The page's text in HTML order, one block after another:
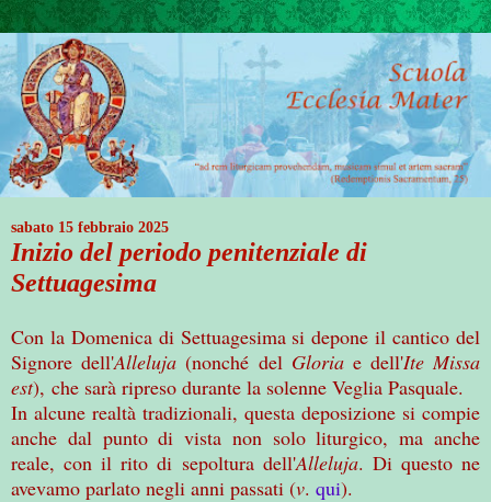
sabato 15 febbraio 2025
Inizio del periodo penitenziale di
Settuagesima
Con la Domenica di Settuagesima si depone il cantico del
Signore dell'Alleluja (nonché del Gloria e dell'Ite Missa
est), che sarà ripreso durante la solenne Veglia Pasquale.
In alcune realtà tradizionali, questa deposizione si compie
anche dal punto di vista non solo liturgico, ma anche
reale, con il rito di sepoltura dell'Alleluja. Di questo ne
avevamo parlato negli anni passati (v. qui).